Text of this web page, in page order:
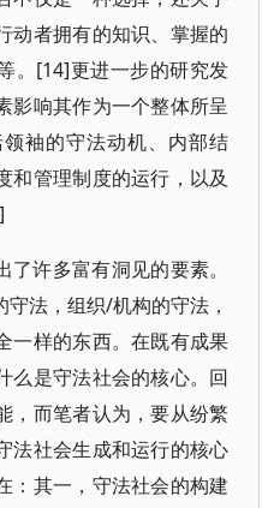
动者拥有的知识、掌握的
。[14]更进一步的研究发
影响其作为一个整体所呈
袖的守法动机、内部结
和管理制度的运行，以及
许多富有洞见的要素。
法，组织/机构的守法，
一样的东西。在既有成果
么是守法社会的核心。回
，而笔者认为，要从纷繁
法社会生成和运行的核心
：其一，守法社会的构建